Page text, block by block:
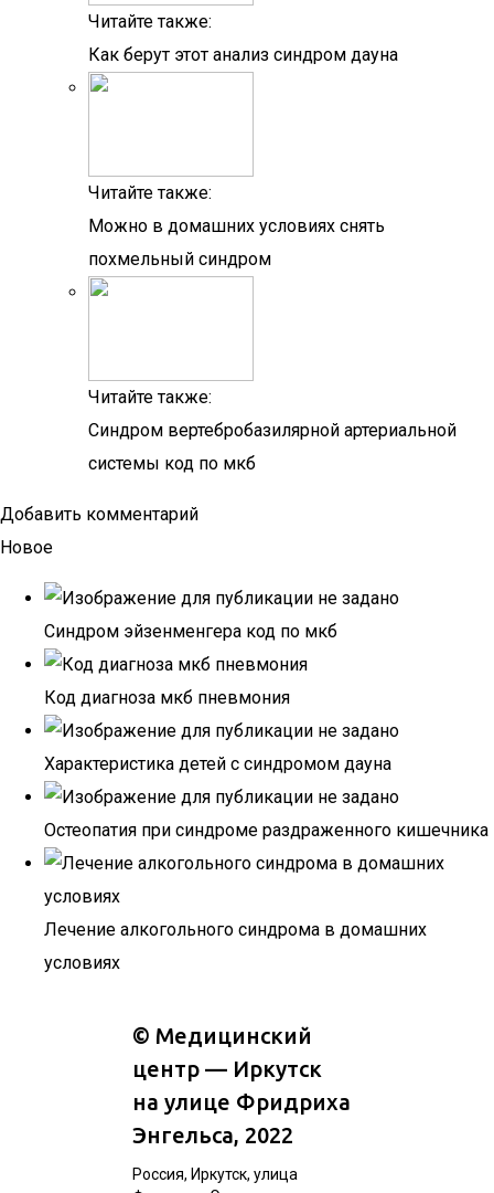
Читайте также:
Как берут этот анализ синдром дауна
Читайте также:
Можно в домашних условиях снять
похмельный синдром
Читайте также:
Синдром вертебробазилярной артериальной
системы код по мкб
Добавить комментарий
Новое
Синдром эйзенменгера код по мкб
Код диагноза мкб пневмония
Характеристика детей с синдромом дауна
Остеопатия при синдроме раздраженного кишечника
Лечение алкогольного синдрома в домашних
условиях
© Медицинский
центр — Иркутск
на улице Фридриха
Энгельса, 2022
Россия, Иркутск, улица